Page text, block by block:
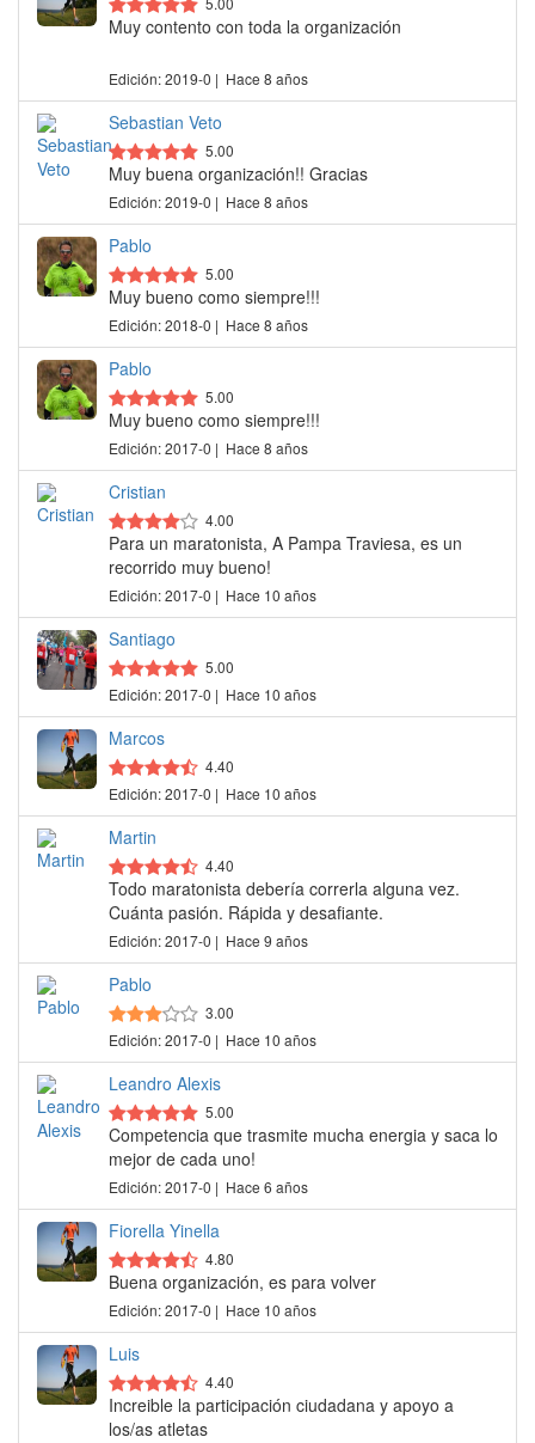
Muy contento con toda la organización
Edición: 2019-0 | Hace 8 años
Sebastian Veto
5.00
Muy buena organización!! Gracias
Edición: 2019-0 | Hace 8 años
Pablo
5.00
Muy bueno como siempre!!!
Edición: 2018-0 | Hace 8 años
Pablo
5.00
Muy bueno como siempre!!!
Edición: 2017-0 | Hace 8 años
Cristian
4.00
Para un maratonista, A Pampa Traviesa, es un
recorrido muy bueno!
Edición: 2017-0 | Hace 10 años
Santiago
5.00
Edición: 2017-0 | Hace 10 años
Marcos
4.40
Edición: 2017-0 | Hace 10 años
Martin
4.40
Todo maratonista debería correrla alguna vez.
Cuánta pasión. Rápida y desafiante.
Edición: 2017-0 | Hace 9 años
Pablo
3.00
Edición: 2017-0 | Hace 10 años
Leandro Alexis
5.00
Competencia que trasmite mucha energia y saca lo
mejor de cada uno!
Edición: 2017-0 | Hace 6 años
Fiorella Yinella
4.80
Buena organización, es para volver
Edición: 2017-0 | Hace 10 años
Luis
4.40
Increible la participación ciudadana y apoyo a
los/as atletas